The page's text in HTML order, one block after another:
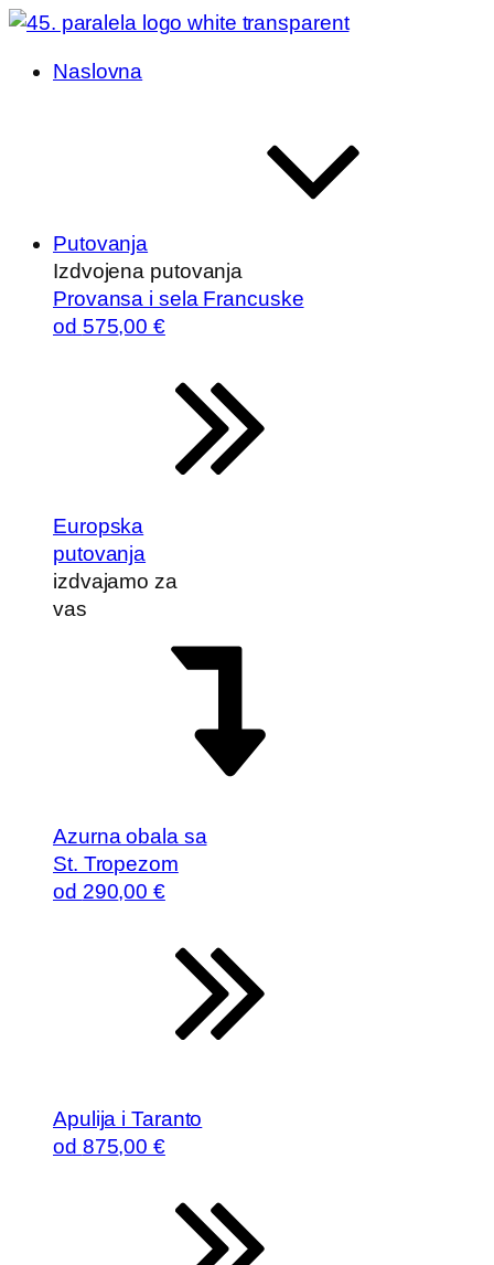
Naslovna
Putovanja
Izdvojena putovanja
Provansa i sela Francuske
od 575,00 €
Europska
putovanja
izdvajamo za
vas
Azurna obala sa
St. Tropezom
od 290,00 €
Apulija i Taranto
od 875,00 €